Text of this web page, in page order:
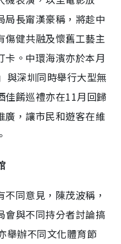
局長甯漢豪稱，將趁中
傷健共融及懷舊工藝主
卡。中環海濱亦於本月
與深圳同時舉行大型無
佳餚巡禮亦在11月回歸
廣，讓市民和遊客在維
同意見，陳茂波稱，
會與不同持分者討論搞
舉辦不同文化體育節